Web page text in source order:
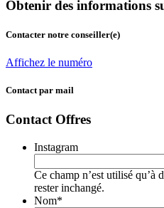
Obtenir des informations
Contacter notre conseiller(e)
Affichez le numéro
Contact par mail
Contact Offres
Instagram
Ce champ n’est utilisé qu’à
rester inchangé.
Nom*